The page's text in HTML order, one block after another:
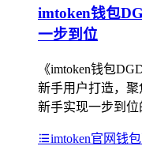
imtoken钱包
一步到位
《imtoken钱包
新手用户打造，
新手实现一步到
imtoken官网钱